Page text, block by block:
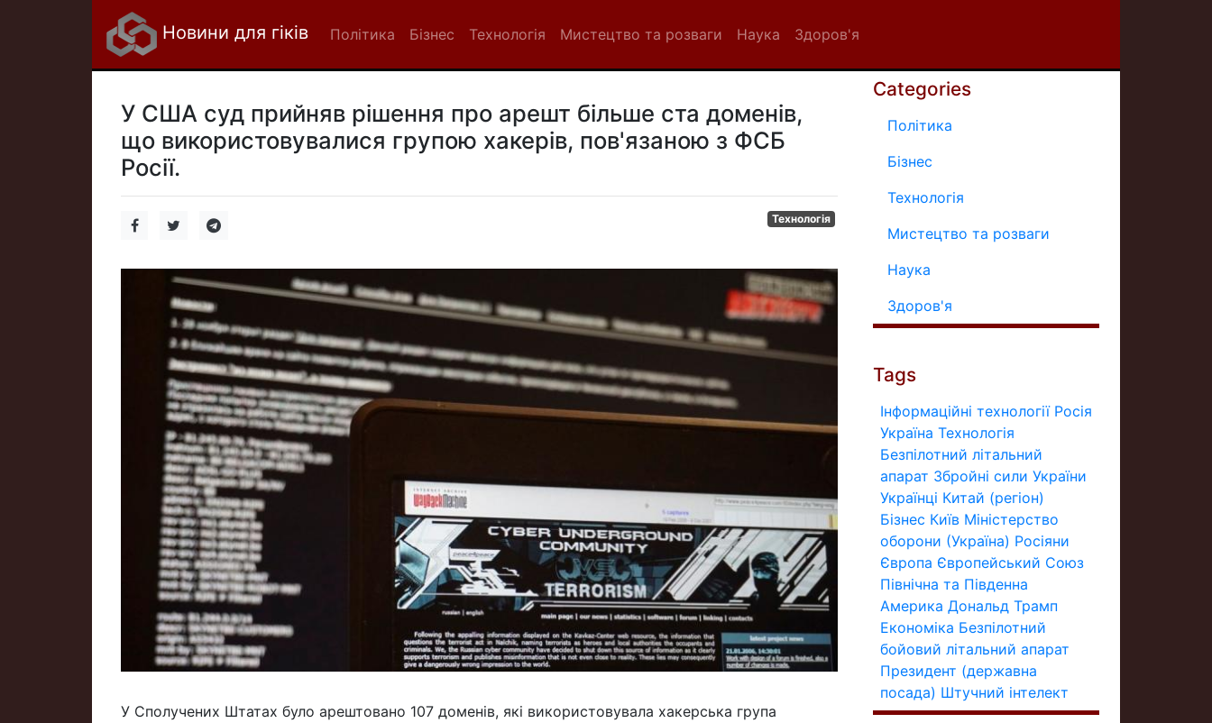
Новини для гіків Політика Бізнес Технологія Мистецтво та розваги Наука Здоров'я
У США суд прийняв рішення про арешт більше ста доменів,
що використовувалися групою хакерів, пов'язаною з ФСБ
Росії.
Технологія
У Сполучених Штатах було арештовано 107 доменів, які використовувала хакерська група
Categories
Політика
Бізнес
Технологія
Мистецтво та розваги
Наука
Здоров'я
Tags
Інформаційні технології Росія
Україна Технологія
Безпілотний літальний
апарат Збройні сили України
Українці Китай (регіон)
Бізнес Київ Міністерство
оборони (Україна) Росіяни
Європа Європейський Союз
Північна та Південна
Америка Дональд Трамп
Економіка Безпілотний
бойовий літальний апарат
Президент (державна
посада) Штучний інтелект